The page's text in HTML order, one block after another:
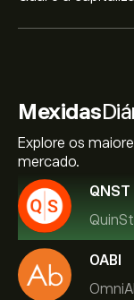
Mexidas
Explore os
mercado.
QNST
OABI